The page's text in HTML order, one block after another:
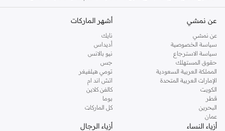
عن نمشي
عن نمشي
سياسة الخصوصية
سياسة الاسترجاع
حقوق المستهلك
المملكة العربية السعودية
الإمارات العربية المتحدة
الكويت
قطر
البحرين
عمان
أشهر الماركات
نايك
أديداس
نيو بالانس
جس
تومي هيلفيغر
اتش اند ام
كالفن كلاين
بوما
كل الماركات
أزياء النساء أزياء الرجال